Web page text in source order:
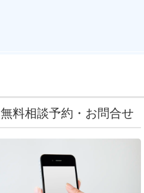
無料相談予約・お問合せ